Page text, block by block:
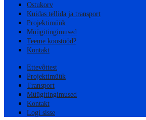
Ostukorv
Kuidas tellida ja transport
Projektimüük
Müügitingimused
Teeme koostööd?
Kontakt
Ettevõttest
Projektimüük
Transport
Müügitingimused
Kontakt
Logi sisse